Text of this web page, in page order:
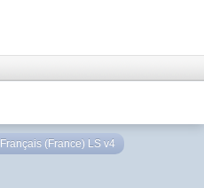
Français (France) LS v4